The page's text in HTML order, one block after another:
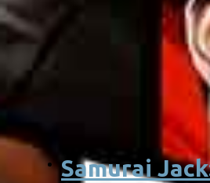
Samurai